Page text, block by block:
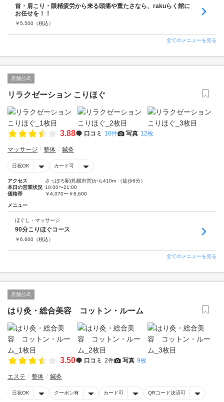
首・肩こり・眼精疲労から来る頭痛や重たさなら、rakuらく館に
お任せを！！
￥5,500 （税込）
全てのメニューを見る
店舗公式
リラクゼーション こりほぐ
3.88 口コミ 10件 写真 12枚
マッサージ 整体 鍼灸
日祝OK カード可
アクセス
さっぽろ駅(札幌市営)から410m （徒歩6分）
本日の営業状況 10:00〜21:00
価格帯
￥4,070〜￥6,600
メニュー
ほぐし・マッサージ
90分こりほぐコース
￥6,600 （税込）
全てのメニューを見る
店舗公式
はり灸・総合美容 コットン・ルーム
3.50 口コミ 2件 写真 9枚
エステ 整体 鍼灸
日祝OK クーポン有 カード可 QRコード決済可